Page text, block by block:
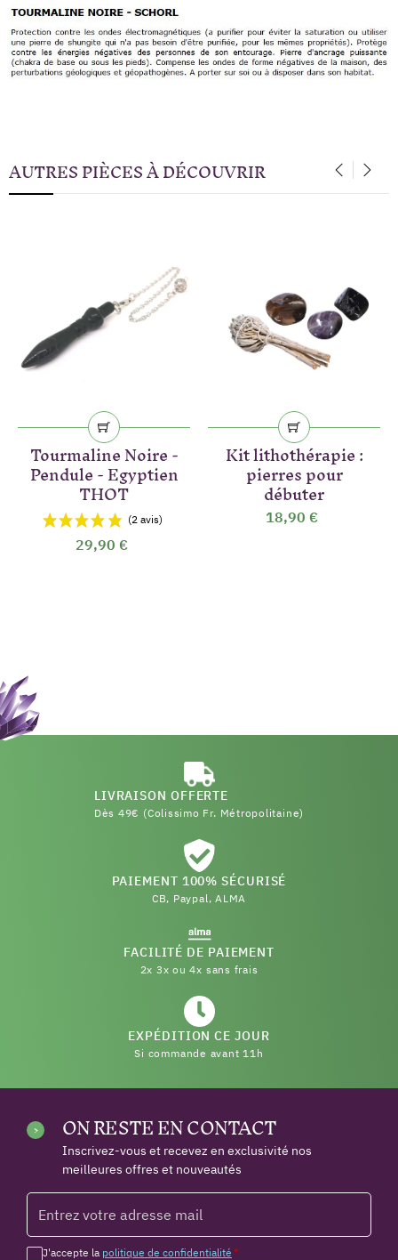
AUTRES PIÈCES À DÉCOUVRIR
Tourmaline Noire -
Pendule - Egyptien
THOT
29,90 €
Kit lithothérapie :
pierres pour
débuter
18,90 €
LIVRAISON OFFERTE
Dès 49€ (Colissimo Fr. Métropolitaine)
PAIEMENT 100% SÉCURISÉ
CB, Paypal, ALMA
FACILITÉ DE PAIEMENT
2x 3x ou 4x sans frais
EXPÉDITION CE JOUR
Si commande avant 11h
ON RESTE EN CONTACT
Inscrivez-vous et recevez en exclusivité nos
meilleures offres et nouveautés
J'accepte la politique de confidentialité *